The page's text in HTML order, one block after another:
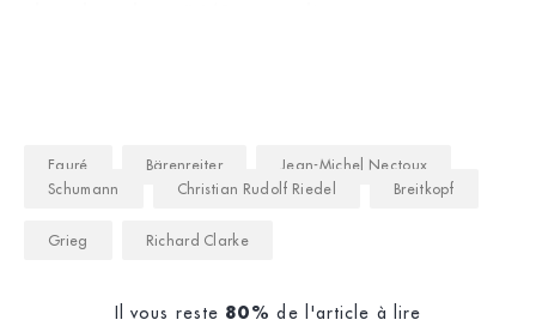
Fauré Bärenreiter
Jean-Michel Nectoux
Schumann
Christian Rudolf Riedel Breitkopf
Grieg Richard Clarke
Il vous reste 80% de l'article à lire